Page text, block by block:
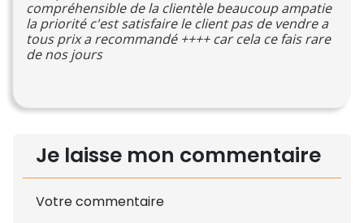
compréhensible de la clientèle beaucoup ampatie
la priorité c'est satisfaire le client pas de vendre a
tous prix a recommandé ++++ car cela ce fais rare
de nos jours
Je laisse mon commentaire
Votre commentaire